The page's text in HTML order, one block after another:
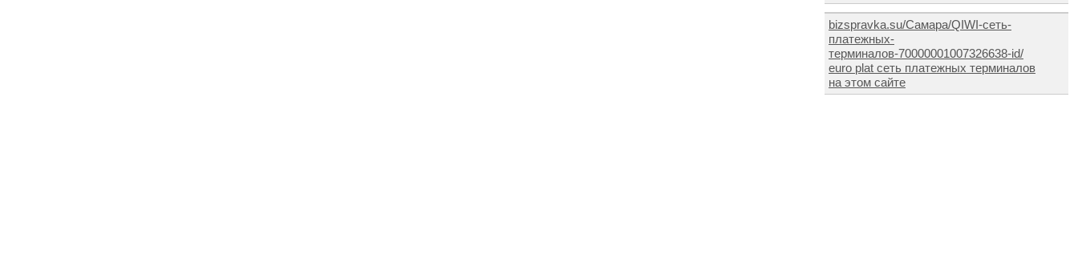
bizspravka.su/Самара/QIWI-сеть-
платежных-
терминалов-70000001007326638-id/
euro plat сеть платежных терминалов
на этом сайте